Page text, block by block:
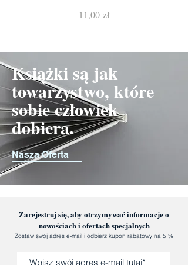
Cena
11,00 zł
Książki są jak
towarzystwo, które
sobie człowiek
dobiera.
Nasza Oferta
Zarejestruj się, aby otrzymywać informacje o
nowościach i ofertach specjalnych
Zostaw swój adres e-mail i odbierz kupon rabatowy na 5 %